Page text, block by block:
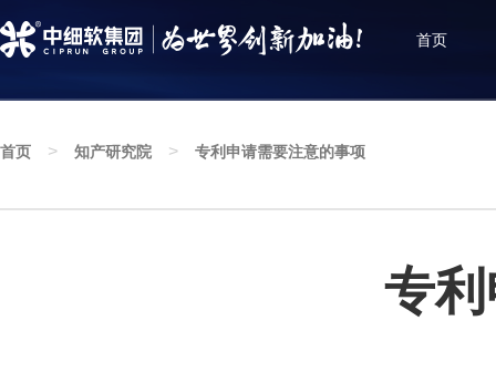
首页
知产研究院
首页 > 知产研究院 > 专利申请需要注意的事项
专